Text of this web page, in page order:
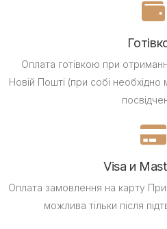
Оплата готівкою при
Новій Пошті (при собі
Visa и
Оплата замовлення на карту
можлива тільки після